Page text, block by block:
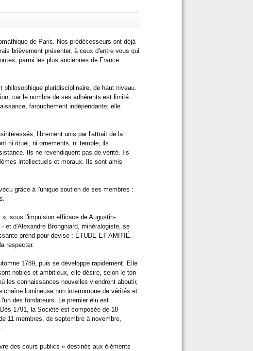
de Paris. Nos prédécesseurs ont déjà
brièvement présenter, à ceux d'entre vous qui
parmi les plus anciennes de France.
pluridisciplinaire, de haut niveau.
car le nombre de ses adhérents est limité.
farouchement indépendante; elle
librement unis par l'attrait de la
ni rituel, ni ornements, ni temple; ils
Ils ne revendiquent pas de vérité. Ils
intellectuels et moraux. Ils sont amis
grâce à l'unique soutien de ses membres :
sous l'impulsion efficace de Augustin-
et d'Alexandre Brongniard, minéralogiste, se
prend pour devise : ÉTUDE ET AMITIÉ.
respecter.
1789, puis se développe rapidement. Elle
nobles et ambitieux, elle désire, selon le ton
les connaissances nouvelles viendront aboutir,
lumineuse non interrompue de vérités et
des fondateurs. Le premier élu est
1791, la Société est composée de 18
11 membres, de septembre à novembre,
des cours publics « destinés aux éléments